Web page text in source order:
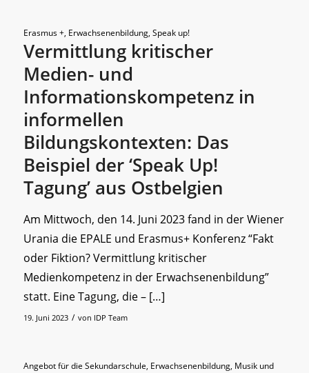
Erasmus +, Erwachsenenbildung, Speak up!
Vermittlung kritischer
Medien- und
Informationskompetenz in
informellen
Bildungskontexten: Das
Beispiel der ‘Speak Up!
Tagung’ aus Ostbelgien
Am Mittwoch, den 14. Juni 2023 fand in der Wiener
Urania die EPALE und Erasmus+ Konferenz “Fakt
oder Fiktion? Vermittlung kritischer
Medienkompetenz in der Erwachsenenbildung”
statt. Eine Tagung, die – […]
19. Juni 2023 / von IDP Team
Angebot für die Sekundarschule Erwachsenenbildung, Musik und